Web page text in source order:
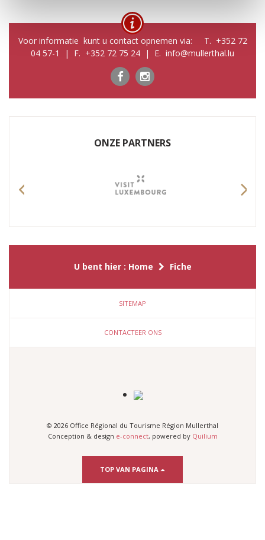
Voor informatie kunt u contact opnemen via: T. +352 72
04 57-1 | F. +352 72 75 24 | E. info@mullerthal.lu
ONZE PARTNERS
U bent hier : Home Fiche
SITEMAP
CONTACTEER ONS
© 2026 Office Régional du Tourisme Région Mullerthal
Conception & design e-connect, powered by Quilium
TOP VAN PAGINA